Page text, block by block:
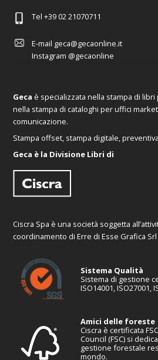
Tel +39 02 21070711
E-mail geca@gecaonline.it
Instagram @gecaonline
Geca è specializzata nella stampa di
nella stampa di cataloghi per uffici
comunicazione.
Stampa offset, stampa digitale,
Geca è la Divisione Libri di
Ciscra Spa è una società soggetta
coordinamento di Erre di Esse Grafica Srl
Sistema Qualità
Sistema di gestione
ISO14001, ISO27001,
Amici delle foreste
Ciscra è certificata
Council (FSC) si
gestione forestale
mondo.